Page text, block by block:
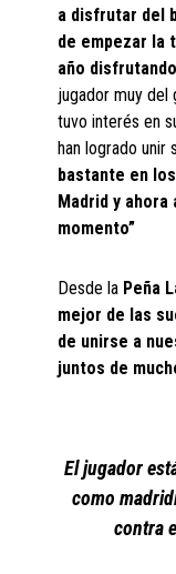
a disfrutar del
de empezar la
año
jugador muy del
tuvo interés en
han logrado unir
bastante en
Madrid y
momento”
Desde la Peña
mejor de las
de unirse a
juntos de
El jugador
como
contra